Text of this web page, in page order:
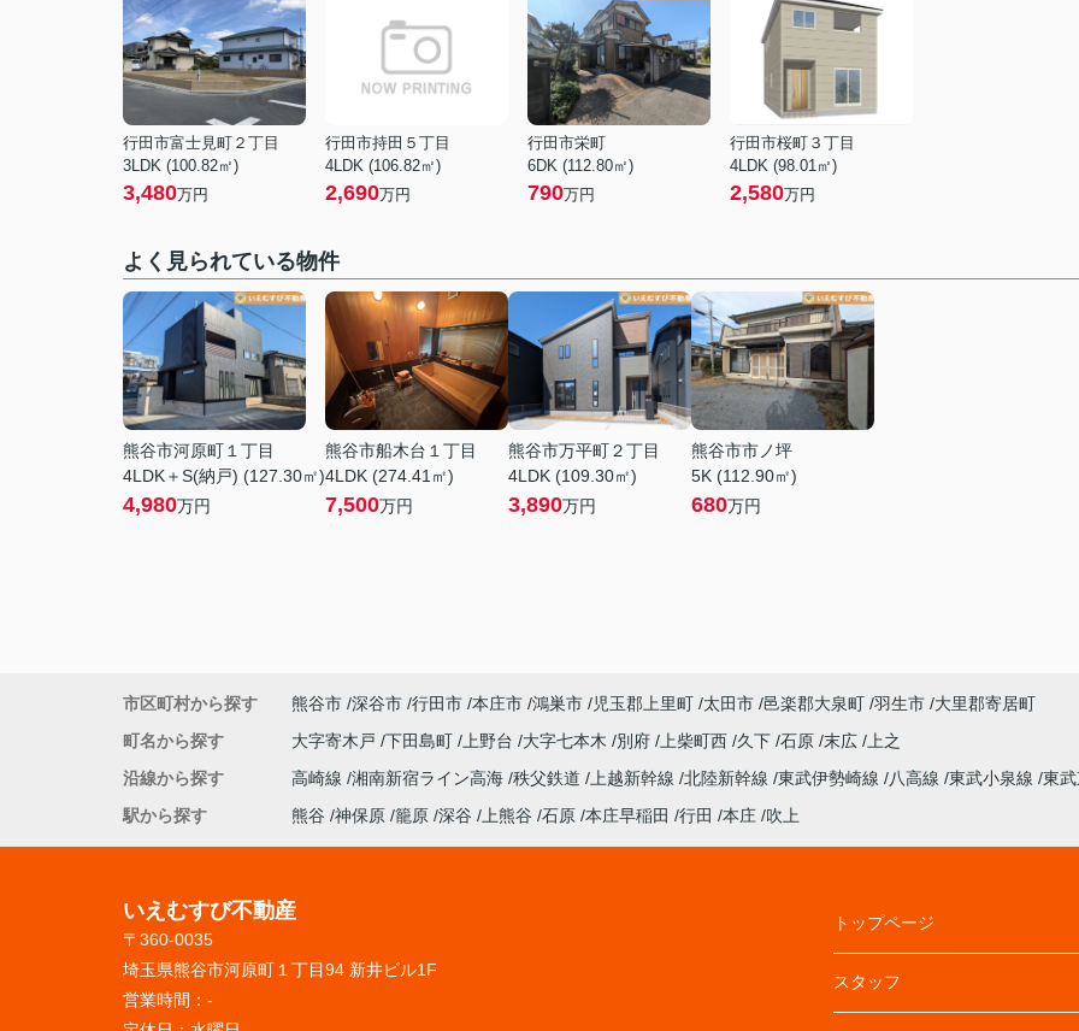
行田市富士見町２丁目
3LDK (100.82㎡)
3,480万円
行田市持田５丁目
4LDK (106.82㎡)
2,690万円
行田市栄町
6DK (112.80㎡)
790万円
行田市桜町３丁目
4LDK (98.01㎡)
2,580万円
よく見られている物件
熊谷市河原町１丁目
4LDK＋S(納戸) (127.30㎡)
4,980万円
熊谷市船木台１丁目
4LDK (274.41㎡)
7,500万円
熊谷市万平町２丁目
4LDK (109.30㎡)
3,890万円
熊谷市市ノ坪
5K (112.90㎡)
680万円
市区町村から探す 熊谷市 深谷市 行田市 本庄市 鴻巣市 児玉郡上里町 太田市 邑楽郡大泉町 羽生市 大里郡寄居町
町名から探す
大字寄木戸 下田島町 上野台 大字七本木 別府 上柴町西 久下 石原 末広
上之
沿線から探す
高崎線 湘南新宿ライン高海 秩父鉄道 上越新幹線 北陸新幹線 東武伊勢崎線 八高線 東武小泉線 東
駅から探す
熊谷 神保原 籠原 深谷 上熊谷 石原 本庄早稲田 行田 本庄 吹上
いえむすび不動産
〒360-0035
埼玉県熊谷市河原町１丁目94 新井ビル1F
営業時間： -
トップページ
スタッフ